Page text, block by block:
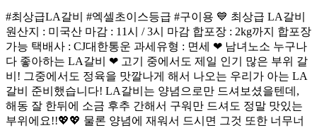
#최상급LA갈비 #엑셀초이스등급 #구이용 💙 최상급 LA갈비
원산지 : 미국산 마감 : 11시 / 3시 마감 합포장 : 2kg까지 합포장
가능 택배사 : CJ대한통운 과세유형 : 면세 ❤ 남녀노소 누구나
다 좋아하는 LA갈비 ❤ 고기 중에서도 제일 인기 많은 부위 갈
비! 그중에서도 정육을 맛깔나게 해서 나오는 우리가 아는 LA
갈비 준비했습니다! LA갈비는 양념으로만 드셔보셨을텐데,
해동 잘 한뒤에 소금 후추 간해서 구워만 드셔도 정말 맛있는
부위에요!!💖💖 물론 양념에 재워서 드시면 그것 또한 너무너